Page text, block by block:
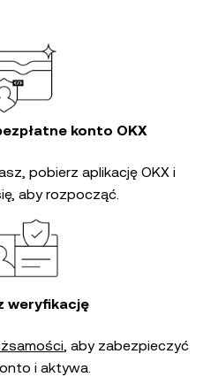
konto OKX
pobierz aplikację OKX i
aby rozpocząć.
weryfikację
, aby zabezpieczyć
i aktywa.